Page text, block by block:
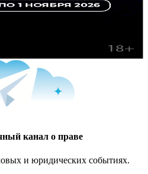
канал о праве
и юридических событиях.